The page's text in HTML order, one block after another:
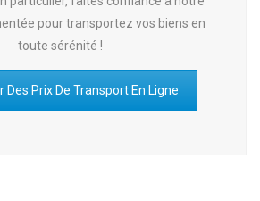
pour transportez vos biens en
toute sérénité !
Des Prix De Transport En Ligne